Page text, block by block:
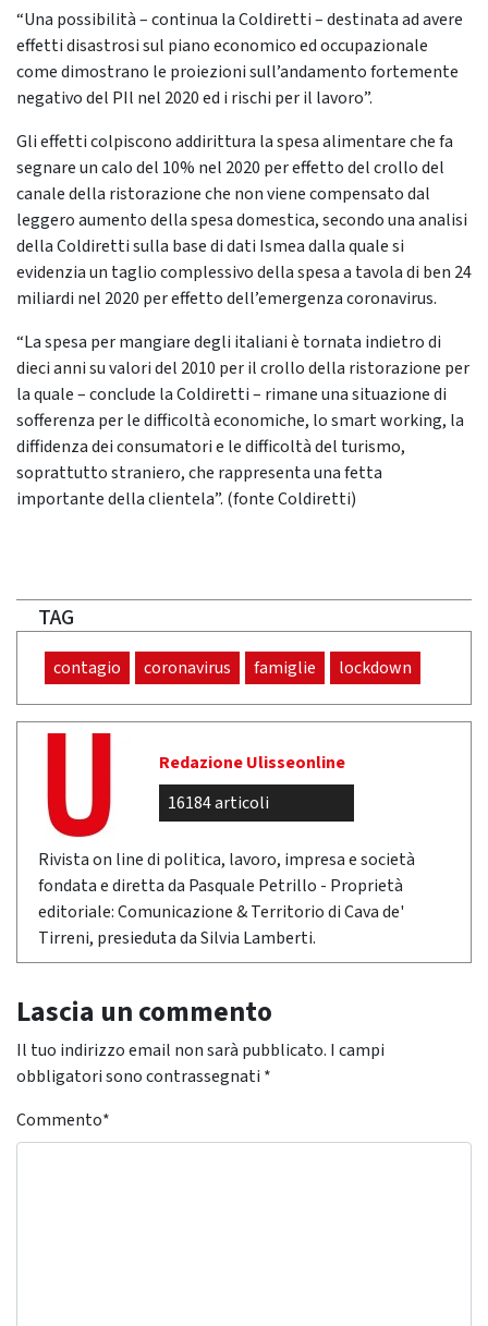
“Una possibilità – continua la Coldiretti – destinata ad avere
effetti disastrosi sul piano economico ed occupazionale
come dimostrano le proiezioni sull’andamento fortemente
negativo del PIl nel 2020 ed i rischi per il lavoro”.
Gli effetti colpiscono addirittura la spesa alimentare che fa
segnare un calo del 10% nel 2020 per effetto del crollo del
canale della ristorazione che non viene compensato dal
leggero aumento della spesa domestica, secondo una analisi
della Coldiretti sulla base di dati Ismea dalla quale si
evidenzia un taglio complessivo della spesa a tavola di ben 24
miliardi nel 2020 per effetto dell’emergenza coronavirus.
“La spesa per mangiare degli italiani è tornata indietro di
dieci anni su valori del 2010 per il crollo della ristorazione per
la quale – conclude la Coldiretti – rimane una situazione di
sofferenza per le difficoltà economiche, lo smart working, la
diffidenza dei consumatori e le difficoltà del turismo,
soprattutto straniero, che rappresenta una fetta
importante della clientela”. (fonte Coldiretti)
TAG
contagio coronavirus famiglie lockdown
Redazione Ulisseonline
16184 articoli
Rivista on line di politica, lavoro, impresa e società
fondata e diretta da Pasquale Petrillo - Proprietà
editoriale: Comunicazione & Territorio di Cava de'
Tirreni, presieduta da Silvia Lamberti.
Lascia un commento
Il tuo indirizzo email non sarà pubblicato. I campi
obbligatori sono contrassegnati *
Commento*